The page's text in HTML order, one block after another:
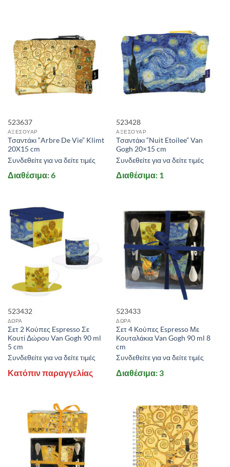
523637
ΑΞΕΣΟΥΑΡ
Τσαντάκι “Arbre De Vie” Klimt
20X15 cm
Συνδεθείτε για να δείτε τιμές
Διαθέσιμα: 6
523428
ΑΞΕΣΟΥΑΡ
Τσαντάκι “Nuit Etoilee” Van
Gogh 20×15 cm
Συνδεθείτε για να δείτε τιμές
Διαθέσιμα: 1
523432
ΔΩΡΑ
Σετ 2 Κούπες Espresso Σε
Κουτί Δώρου Van Gogh 90 ml
5 cm
Συνδεθείτε για να δείτε τιμές
Κατόπιν παραγγελίας
523433
ΔΩΡΑ
Σετ 4 Κούπες Espresso Με
Κουταλάκια Van Gogh 90 ml 8
cm
Συνδεθείτε για να δείτε τιμές
Διαθέσιμα: 3